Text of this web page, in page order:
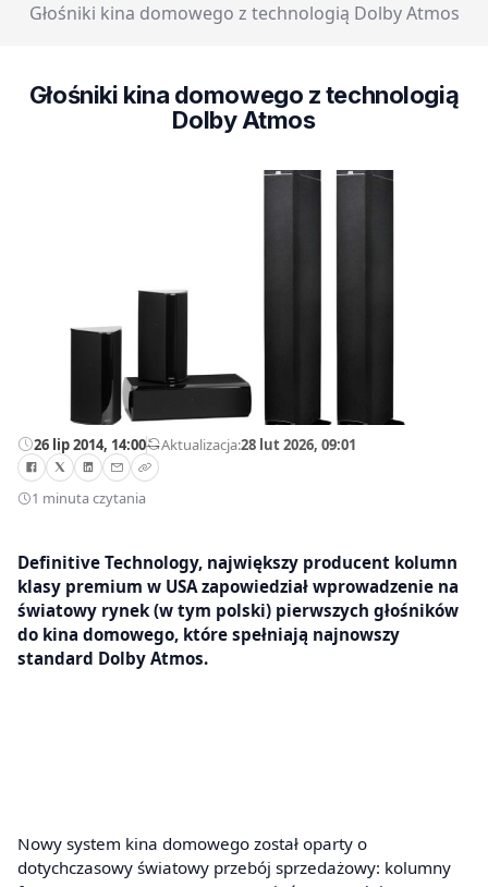
Głośniki kina domowego z technologią Dolby Atmos
Głośniki kina domowego z technologią
Dolby Atmos
26 lip 2014, 14:00—Aktualizacja:28 lut 2026, 09:01
1 minuta czytania
Definitive Technology, największy producent kolumn
klasy premium w USA zapowiedział wprowadzenie na
światowy rynek (w tym polski) pierwszych głośników
do kina domowego, które spełniają najnowszy
standard Dolby Atmos.
Nowy system kina domowego został oparty o
dotychczasowy światowy przebój sprzedażowy: kolumny